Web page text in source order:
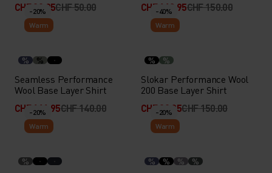
CHF 39.95CHF 50.00
CHF 119.95CHF 150.00
-20%
Warm
% %
Seamless Performance
Wool Base Layer Shirt
CHF 111.95CHF 140.00
-40%
Warm
% %
Slokar Performance Wool
200 Base Layer Shirt
CHF 89.95CHF 150.00
-20%
Warm
%
-20%
Warm
% % % %